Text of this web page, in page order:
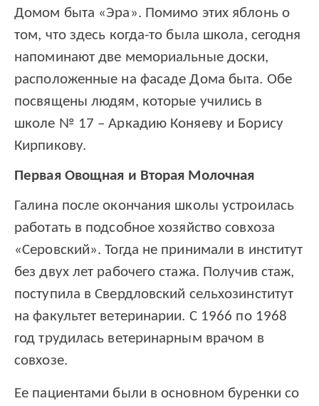
Домом быта «Эра». Помимо этих яблонь о
том, что здесь когда-то была школа, сегодня
напоминают две мемориальные доски,
расположенные на фасаде Дома быта. Обе
посвящены людям, которые учились в
школе № 17 – Аркадию Коняеву и Борису
Кирпикову.
Первая Овощная и Вторая Молочная
Галина после окончания школы устроилась
работать в подсобное хозяйство совхоза
«Серовский». Тогда не принимали в институт
без двух лет рабочего стажа. Получив стаж,
поступила в Свердловский сельхозинститут
на факультет ветеринарии. С 1966 по 1968
год трудилась ветеринарным врачом в
совхозе.
Ее пациентами были в основном буренки со